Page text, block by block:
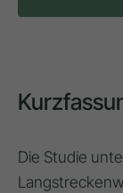
Die Studie